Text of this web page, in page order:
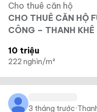
Cho thuê căn hộ
CHO THUÊ CĂN HỘ
CÔNG – THANH KHÊ
10 triệu
222 nghìn/m²
3 tháng trước·